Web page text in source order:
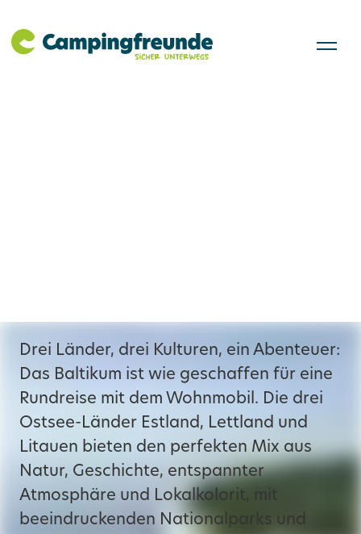
Drei Länder, drei Kulturen, ein Abenteuer:
Das Baltikum ist wie geschaffen für eine
Rundreise mit dem Wohnmobil . Die drei
Ostsee-Länder Estland, Lettland und
Litauen bieten den perfekten Mix aus
Natur, Geschichte, entspannter
Atmosphäre und Lokalkolorit, mit
beeindruckenden Nationalparks und